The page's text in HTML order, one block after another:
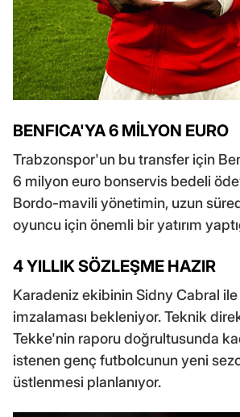
BENFICA'YA 6 MİLYON EURO
Trabzonspor'un bu transfer için
6 milyon euro bonservis bedeli
Bordo-mavili yönetimin, uzun
oyuncu için önemli bir yatırım
4 YILLIK SÖZLEŞME HAZIR
Karadeniz ekibinin Sidny Cabral ile
imzalaması bekleniyor. Teknik
Tekke'nin raporu doğrultusunda
istenen genç futbolcunun yeni
üstlenmesi planlanıyor.